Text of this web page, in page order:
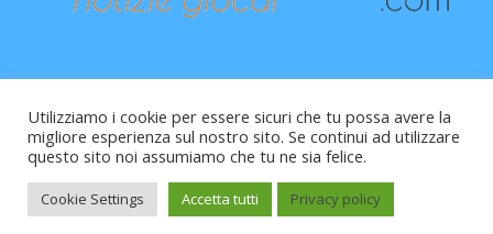
Raffaele Vitali - via Leopardi 10 - 61121 Pesaro (PU) -
Cod.Fisc VTLRFL77B02L500Y - Testata giornalistica, aut.
Trib.Fermo n.04/2010 del 05/08/2010
Utilizziamo i cookie per essere sicuri che tu possa avere la
migliore esperienza sul nostro sito. Se continui ad utilizzare
questo sito noi assumiamo che tu ne sia felice.
Cookie Settings Accetta tutti Privacy policy